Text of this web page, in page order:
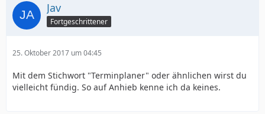
Jav
Fortgeschrittener
25. Oktober 2017 um 04:45
Mit dem Stichwort "Terminplaner" oder ähnlichen wirst du
vielleicht fündig. So auf Anhieb kenne ich da keines.